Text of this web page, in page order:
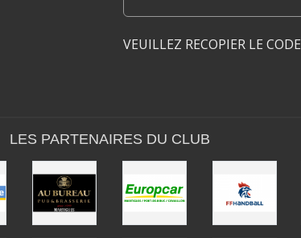
VEUILLEZ RECOPIER LE CODE
LES PARTENAIRES DU CLUB